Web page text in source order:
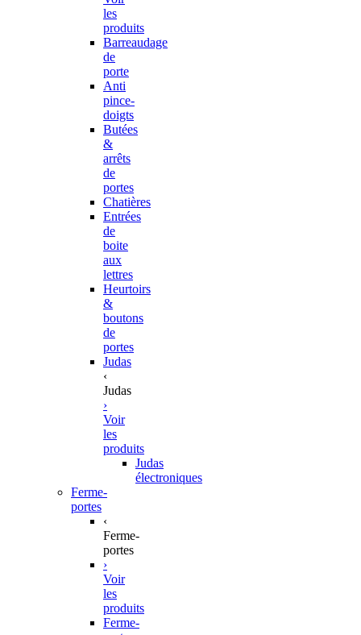
les
produits
Barreaudage
de
porte
Anti
pince-
doigts
Butées
&
arrêts
de
portes
Chatières
Entrées
de
boite
aux
lettres
Heurtoirs
&
boutons
de
portes
Judas
‹
Judas
›
Voir
les
produits
Judas
électroniques
Ferme-
portes
‹
Ferme-
portes
›
Voir
les
produits
Ferme-